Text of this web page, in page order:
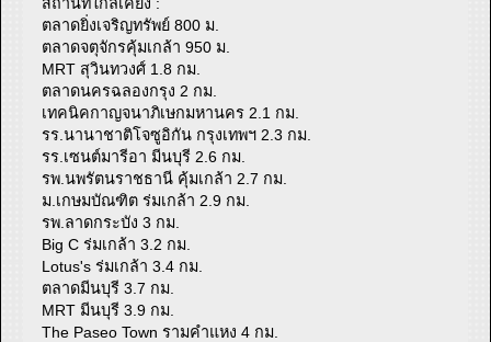
ตลาดยิ่งเจริญทรัพย์ 800 ม.
ตลาดจตุจักรคุ้มเกล้า 950 ม.
MRT สุวินทวงศ์ 1.8 กม.
ตลาดนครฉลองกรุง 2 กม.
เทคนิคกาญจนาภิเษกมหานคร 2.1 กม.
รร.นานาชาติโจซูอิกัน กรุงเทพฯ 2.3 กม.
รร.เซนต์มารีอา มีนบุรี 2.6 กม.
รพ.นพรัตนราชธานี คุ้มเกล้า 2.7 กม.
ม.เกษมบัณฑิต ร่มเกล้า 2.9 กม.
รพ.ลาดกระบัง 3 กม.
Big C ร่มเกล้า 3.2 กม.
Lotus's ร่มเกล้า 3.4 กม.
ตลาดมีนบุรี 3.7 กม.
MRT มีนบุรี 3.9 กม.
The Paseo Town รามคำแหง 4 กม.